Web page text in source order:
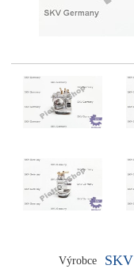
Výrobce SKV